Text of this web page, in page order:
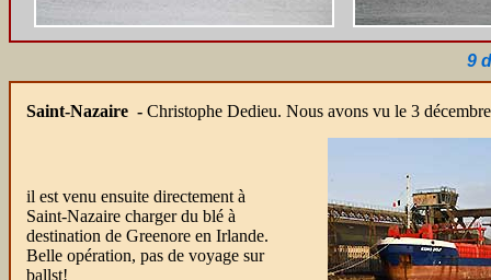
9
Saint-Nazaire - Christophe Dedieu. Nous avons vu le 3
il est venu ensuite directement à
Saint-Nazaire charger du blé à
destination de Greenore en Irlande.
Belle opération, pas de voyage sur
ballst!